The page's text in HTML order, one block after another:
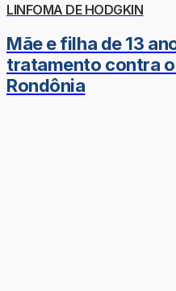
LINFOMA DE HODGKIN
Mãe e filha de 13
tratamento contra
Rondônia